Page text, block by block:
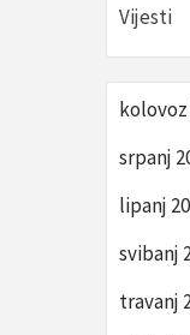
Vijesti
kolovoz
srpanj
lipanj
svibanj
travanj